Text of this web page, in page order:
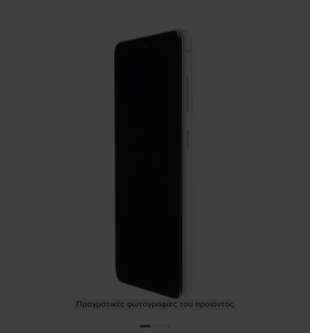
Πραγματικές φωτογραφίες του προϊόντος